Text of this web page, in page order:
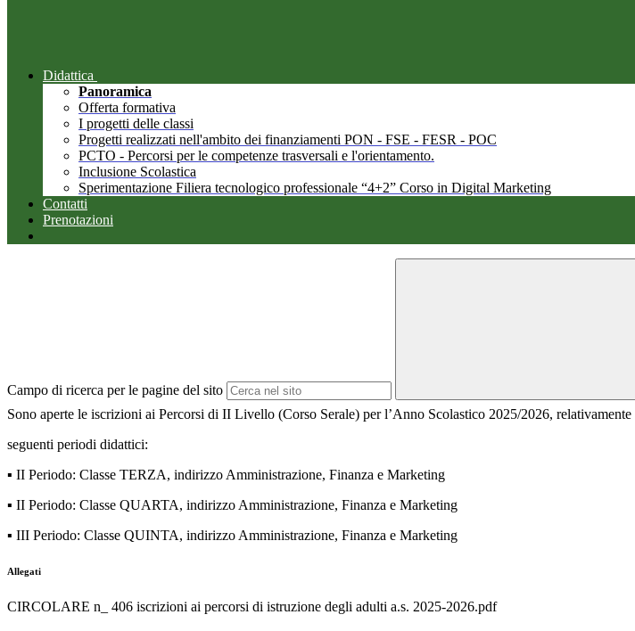
Didattica
Panoramica
Offerta formativa
I progetti delle classi
Progetti realizzati nell'ambito dei finanziamenti PON - FSE - FESR - POC
PCTO - Percorsi per le competenze trasversali e l'orientamento.
Inclusione Scolastica
Sperimentazione Filiera tecnologico professionale “4+2” Corso in Digital Marketing
Contatti
Prenotazioni
Campo di ricerca per le pagine del sito
Sono aperte le iscrizioni ai Percorsi di II Livello (Corso Serale) per l’Anno Scolastico 2025/2026, relativamente
seguenti periodi didattici:
▪ II Periodo: Classe TERZA, indirizzo Amministrazione, Finanza e Marketing
▪ II Periodo: Classe QUARTA, indirizzo Amministrazione, Finanza e Marketing
▪ III Periodo: Classe QUINTA, indirizzo Amministrazione, Finanza e Marketing
Allegati
CIRCOLARE n_ 406 iscrizioni ai percorsi di istruzione degli adulti a.s. 2025-2026.pdf